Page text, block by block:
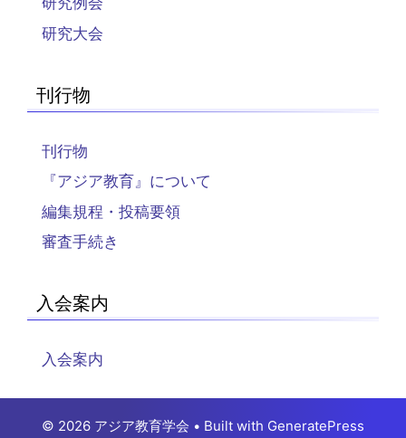
研究大会
刊行物
刊行物
『アジア教育』について
編集規程・投稿要領
審査手続き
入会案内
入会案内
© 2026 アジア教育学会 • Built with GeneratePress